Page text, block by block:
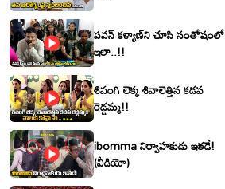
పవన్ కళ్యాణ్‌ని చూసి సంతోషంలో
ఇలా..!!
శివంగి లెక్క శివాలెత్తిన కడప
రెడ్డమ్మ!!
ibomma నిర్వాహకుడు ఇతడే!
(వీడియో)